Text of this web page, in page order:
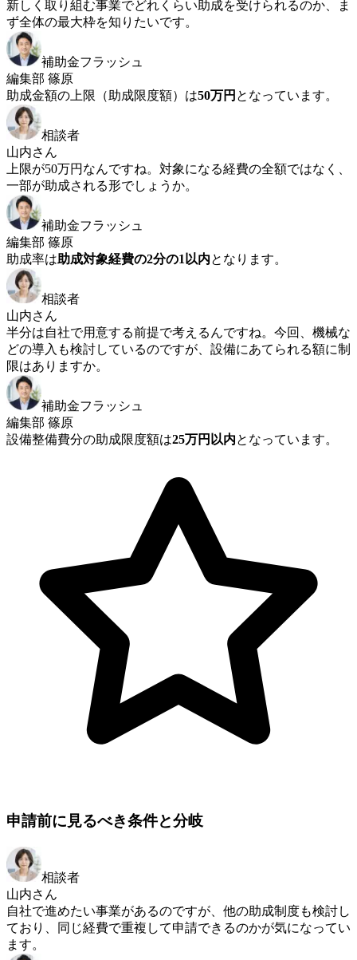
新しく取り組む事業でどれくらい助成を受けられるのか、ま
ず全体の最大枠を知りたいです。
補助金フラッシュ
編集部 篠原
助成金額の上限（助成限度額）は50万円 となっています。
相談者
山内さん
上限が50万円なんですね。対象になる経費の全額ではなく、
一部が助成される形でしょうか。
補助金フラッシュ
編集部 篠原
助成率は助成対象経費の2分の1以内となります。
相談者
山内さん
半分は自社で用意する前提で考えるんですね。今回、機械な
どの導入も検討しているのですが、設備にあてられる額に制
限はありますか。
補助金フラッシュ
編集部 篠原
設備整備費分の助成限度額は25万円以内となっています。
申請前に見るべき条件と分岐
相談者
山内さん
自社で進めたい事業があるのですが、他の助成制度も検討し
ており、同じ経費で重複して申請できるのかが気になってい
ます。